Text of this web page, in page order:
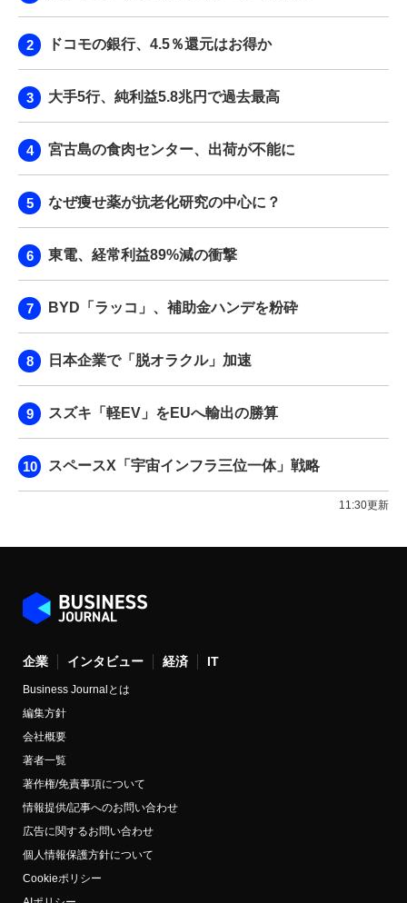
ドコモの銀行、4.5％還元はお得か
大手5行、純利益5.8兆円で過去最高
宮古島の食肉センター、出荷が不能に
なぜ痩せ薬が抗老化研究の中心に？
東電、経常利益89%減の衝撃
BYD「ラッコ」、補助金ハンデを粉砕
日本企業で「脱オラクル」加速
スズキ「軽EV」をEUへ輸出の勝算
スペースX「宇宙インフラ三位一体」戦略
11:30更新
企業 インタビュー 経済 IT
Business Journalとは
編集方針
会社概要
著者一覧
著作権/免責事項について
情報提供/記事へのお問い合わせ
広告に関するお問い合わせ
個人情報保護方針について
Cookieポリシー